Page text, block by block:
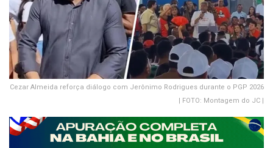
Cezar Almeida reforça diálogo com Jerônimo Rodrigues durante o PGP 2026
| FOTO: Montagem do JC |